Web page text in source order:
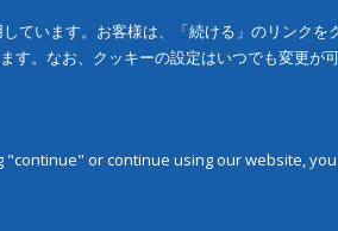
ています。お客様は、「続ける」のリンク
。なお、クッキーの設定はいつでも変更が可
or continue using our website,